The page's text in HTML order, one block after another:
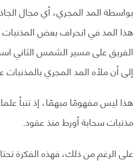
بواسطة المد المجري، أي مجال
هذا المد في انحراف بعض
الفريق على مسير الشمس الثاني اسم
إلى أن ملأه المد المجري بالمذنبات
هذا ليس مفهومًا مبهمًا، إذ تنبأ
مذنبات سحابة أورط منذ عقود.
على الرغم من ذلك، فهذه الفكرة